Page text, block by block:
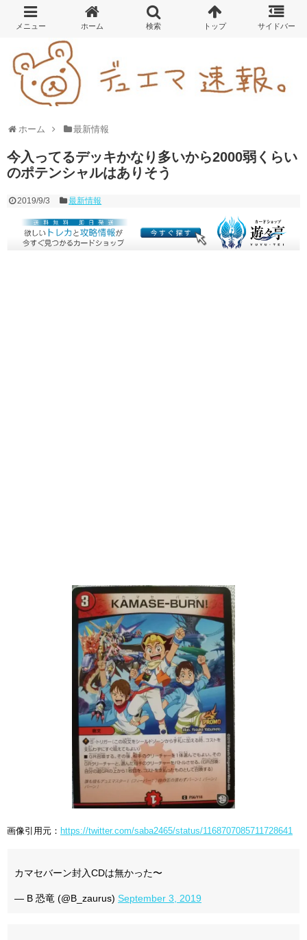
ホーム 最新情報
今入ってるデッキかなり多いから2000弱くらい
のポテンシャルはありそう
2019/9/3 最新情報
画像引用元： https://twitter.com/saba2465/status/1168707085711728641
カマセバーン封入CDは無かった〜
— B 恐竜 (@B_zaurus) September 3, 2019